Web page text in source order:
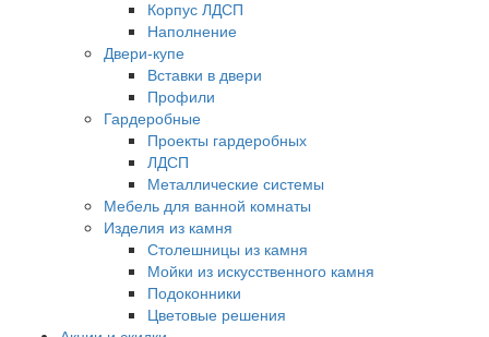
Корпус ЛДСП
Наполнение
Двери-купе
Вставки в двери
Профили
Гардеробные
Проекты гардеробных
ЛДСП
Металлические системы
Мебель для ванной комнаты
Изделия из камня
Столешницы из камня
Мойки из искусственного камня
Подоконники
Цветовые решения